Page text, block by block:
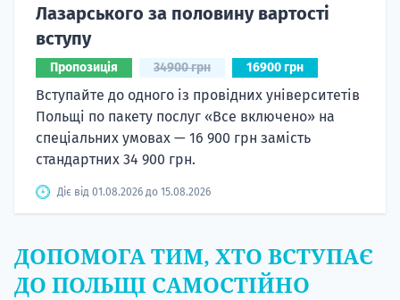
Лазарського за половину вартості
вступу
Пропозиція 34900 грн 16900 грн
Вступайте до одного із провідних університетів
Польщі по пакету послуг «Все включено» на
спеціальних умовах — 16 900 грн замість
стандартних 34 900 грн.
Діє від 01.08.2026 до 15.08.2026
ДОПОМОГА ТИМ, ХТО ВСТУПАЄ
ДО ПОЛЬЩІ САМОСТІЙНО